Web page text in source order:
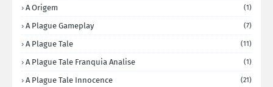
A Origem (1)
A Plague Gameplay (7)
A Plague Tale (11)
A Plague Tale Franquia Analise (1)
A Plague Tale Innocence (21)